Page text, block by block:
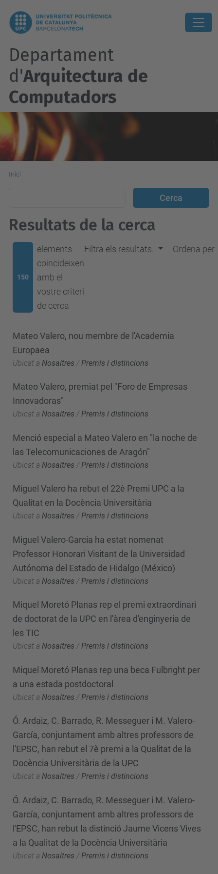
Departament
d'Arquitectura de
Computadors
Inici
Resultats de la cerca
150
elements
coincideixen
amb el
vostre criteri
de cerca
Filtra els resultats. Ordena per
Mateo Valero, nou membre de l'Academia
Europaea
Ubicat a Nosaltres / Premis i distincions
Mateo Valero, premiat pel "Foro de Empresas
Innovadoras"
Ubicat a Nosaltres /Premis i distincions
Menció especial a Mateo Valero en "la noche de
las Telecomunicaciones de Aragón"
Ubicat a Nosaltres / Premis i distincions
Miguel Valero ha rebut el 22è Premi UPC a la
Qualitat en la Docència Universitària
Ubicat a Nosaltres /Premis i distincions
Miguel Valero-Garcia ha estat nomenat
Professor Honorari Visitant de la Universidad
Autónoma del Estado de Hidalgo (México)
Ubicat a Nosaltres / Premis i distincions
Miquel Moretó Planas rep el premi extraordinari
de doctorat de la UPC en l'àrea d'enginyeria de
les TIC
Ubicat a Nosaltres /Premis i distincions
Miquel Moretó Planas rep una beca Fulbright per
a una estada postdoctoral
Ubicat a Nosaltres / Premis i distincions
Ó. Ardaiz, C. Barrado, R. Messeguer i M. Valero-
García, conjuntament amb altres professors de
l'EPSC, han rebut el 7è premi a la Qualitat de la
Docència Universitària de la UPC
Ubicat a Nosaltres /Premis i distincions
Ó. Ardaiz, C. Barrado, R. Messeguer i M. Valero-
García, conjuntament amb altres professors de
l'EPSC, han rebut la distinció Jaume Vicens Vives
a la Qualitat de la Docència Universitària
Ubicat a Nosaltres / Premis i distincions